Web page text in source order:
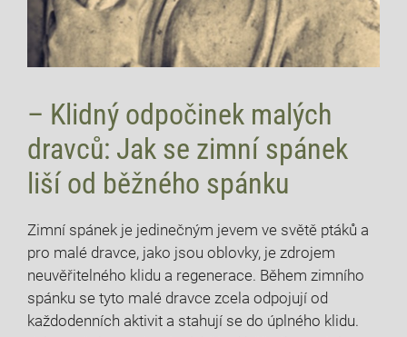
– Klidný odpočinek malých
dravců: Jak se zimní spánek
liší od běžného spánku
Zimní spánek je jedinečným jevem ve světě ptáků a
pro malé dravce, jako jsou oblovky, je zdrojem
neuvěřitelného klidu a regenerace. Během zimního
spánku se tyto malé dravce zcela odpojují od
každodenních aktivit a stahují se do úplného klidu.